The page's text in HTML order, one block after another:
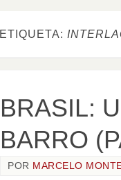
ETIQUETA:
BRASIL:
BARRO
POR MARCELO